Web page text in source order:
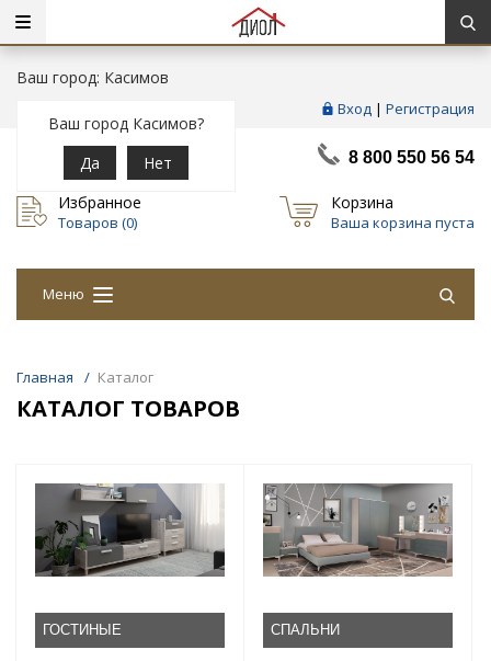
Ваш город: Касимов
Ваш город Касимов?
Да
Нет
Вход | Регистрация
8 800 550 56 54
Избранное
Товаров (0)
Корзина
Ваша корзина пуста
Меню
Главная / Каталог
КАТАЛОГ ТОВАРОВ
ГОСТИНЫЕ СПАЛЬНИ